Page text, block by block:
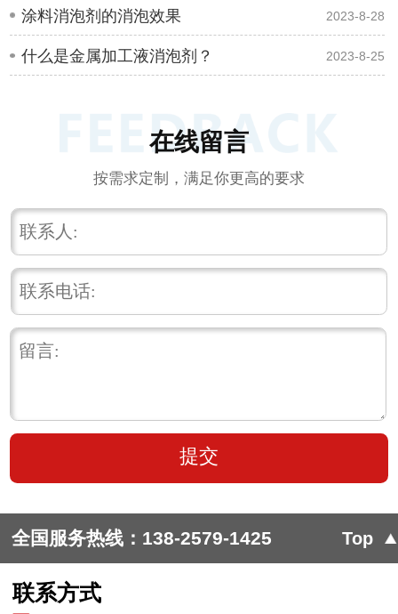
涂料消泡剂的消泡效果 2023-8-28
什么是金属加工液消泡剂？ 2023-8-25
在线留言
按需求定制，满足你更高的要求
全国服务热线： 138-2579-1425 Top
联系方式